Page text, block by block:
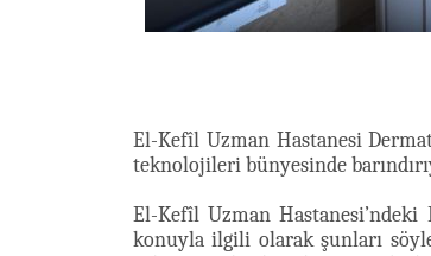
El-Kefîl Uzman Hastanesi
teknolojileri bünyesinde
El-Kefîl Uzman Hastanesi’ndeki
konuyla ilgili olarak şunları